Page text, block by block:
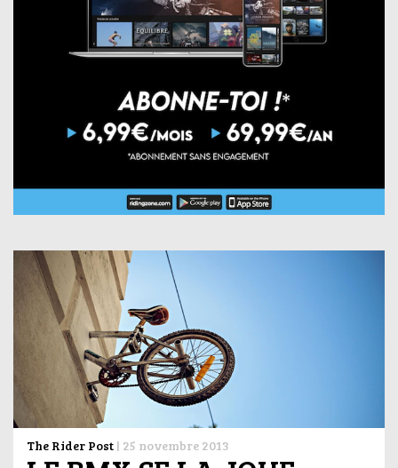
The Rider Post | 25 novembre 2013